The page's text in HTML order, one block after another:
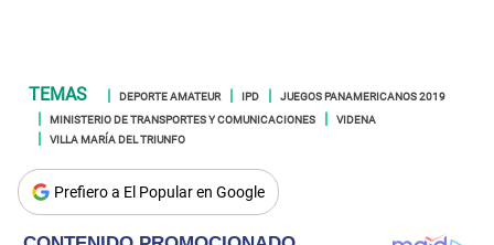
DEPORTE AMATEUR IPD
JUEGOS PANAMERICANOS 2019
MINISTERIO DE TRANSPORTES Y COMUNICACIONES
VIDENA
VILLA MARÍA DEL TRIUNFO
Prefiero a El Popular en Google